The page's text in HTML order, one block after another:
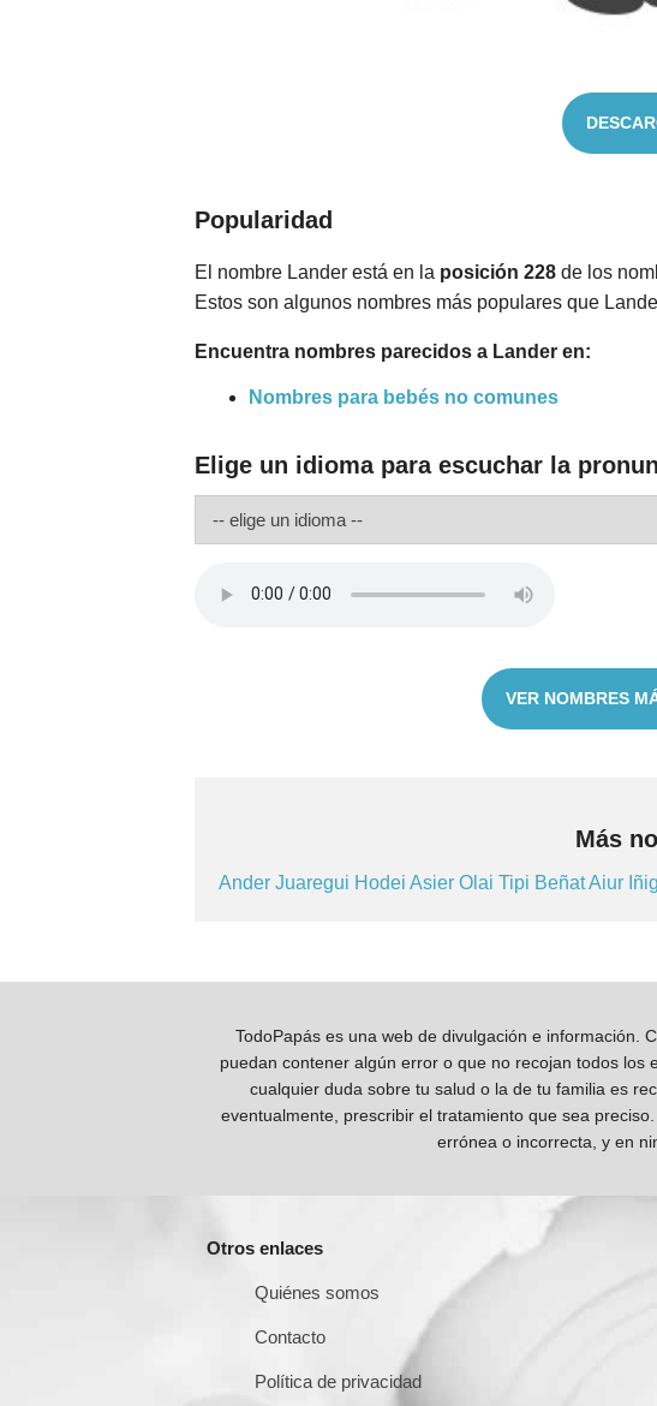
Popularidad
El nombre Lander está en la posición 228 de los
Estos son algunos nombres más populares que
Encuentra nombres parecidos a Lander en:
Nombres para bebés no comunes
Elige un idioma para escuchar la
VER NOMBRES
Más
Ander Juaregui Hodei Asier Olai Tipi BeñatAiur
TodoPapás es una web de divulgación e información.
puedan contener algún error o que no recojan todos los
cualquier duda sobre tu salud o la de tu familia es
eventualmente, prescribir el tratamiento que sea
errónea o incorrecta, y en
Otros enlaces
Quiénes somos
Contacto
Política de privacidad